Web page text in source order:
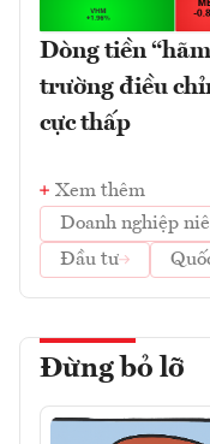
Dòng tiền
trường điều
cực thấp
Xem thêm
Doanh nghiệp
Đầu tư
Đừng bỏ lỡ